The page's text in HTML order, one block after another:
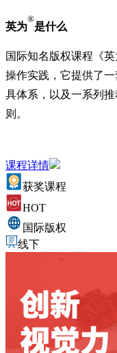
英为
®
是什么
国际知名版权课程《
操作实践，它提供了
具体系，以及一系列
则。
课程详情
获奖课程
HOT
国际版权
线下